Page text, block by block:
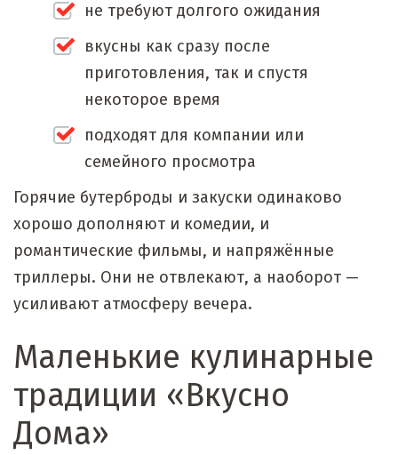
не требуют долгого ожидания
вкусны как сразу после
приготовления, так и спустя
некоторое время
подходят для компании или
семейного просмотра
Горячие бутерброды и закуски одинаково
хорошо дополняют и комедии, и
романтические фильмы, и напряжённые
триллеры. Они не отвлекают, а наоборот —
усиливают атмосферу вечера.
Маленькие кулинарные
традиции «Вкусно
Дома»